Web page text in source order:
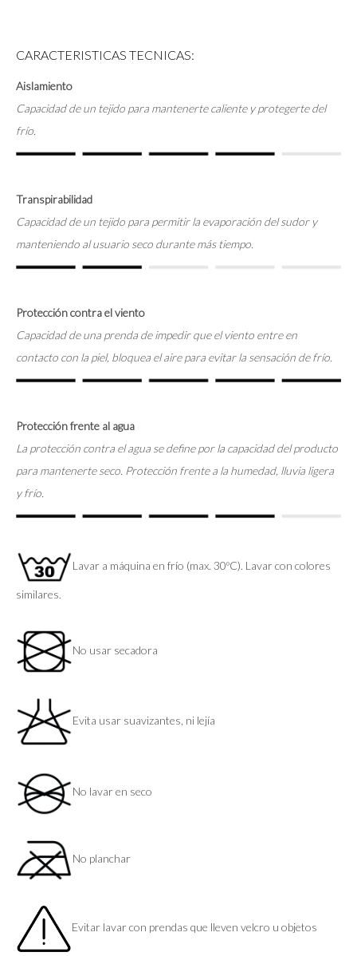
CARACTERISTICAS TECNICAS:
Aislamiento
Capacidad de un tejido para mantenerte caliente y protegerte del
frío.
Transpirabilidad
Capacidad de un tejido para permitir la evaporación del sudor y
manteniendo al usuario seco durante más tiempo.
Protección contra el viento
Capacidad de una prenda de impedir que el viento entre en
contacto con la piel, bloquea el aire para evitar la sensación de frío.
Protección frente al agua
La protección contra el agua se define por la capacidad del producto
para mantenerte seco. Protección frente a la humedad, lluvia ligera
y frío.
Lavar a máquina en frío (max. 30ºC). Lavar con colores
similares.
No usar secadora
Evita usar suavizantes, ni lejía
No lavar en seco
No planchar
Evitar lavar con prendas que lleven velcro u objetos